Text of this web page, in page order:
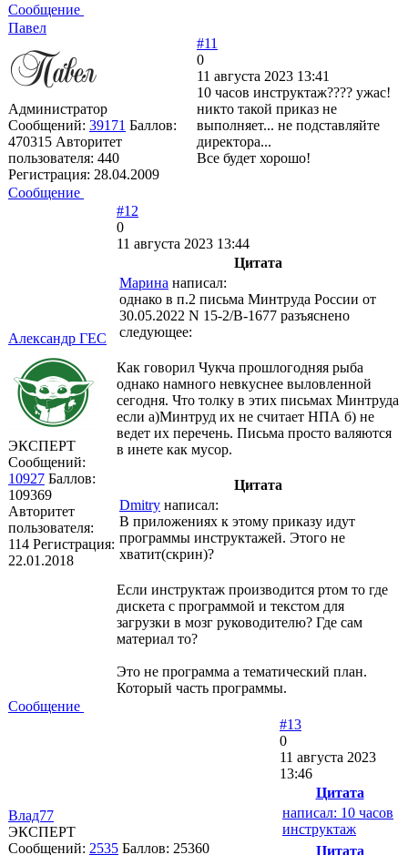
Сообщение
Павел
Администратор
Сообщений: 39171 Баллов:
470315 Авторитет
пользователя: 440
Регистрация: 28.04.2009
#11
0
11 августа 2023 13:41
10 часов инструктаж???? ужас!
никто такой приказ не
выполняет... не подставляйте
директора...
Все будет хорошо!
Сообщение
Александр ГЕС
ЭКСПЕРТ
Сообщений:
10927 Баллов:
109369
Авторитет
пользователя:
114 Регистрация:
22.01.2018
#12
0
11 августа 2023 13:44
Цитата
Марина написал:
однако в п.2 письма Минтруда России от
30.05.2022 N 15-2/В-1677 разъяснено
следующее:
Как говорил Чукча прошлогодняя рыба
однако намного невкуснее выловленной
сегодня. Что толку в этих письмах Минтруда
если а)Минтруд их не считает НПА б) не
ведет их перечень. Письма просто валяются
в инете как мусор.
Цитата
Dmitry написал:
В приложениях к этому приказу идут
программы инструктажей. Этого не
хватит(скрин)?
Если инструктаж производится ртом то где
дискета с программой и текстом для
загрузки в мозг руководителю? Где сам
материал то?
Это не программа а тематический план.
Который часть программы.
Сообщение
Влад77
ЭКСПЕРТ
Сообщений: 2535 Баллов: 25360
#13
0
11 августа 2023
13:46
Цитата
написал: 10 часов
инструктаж
Цитата